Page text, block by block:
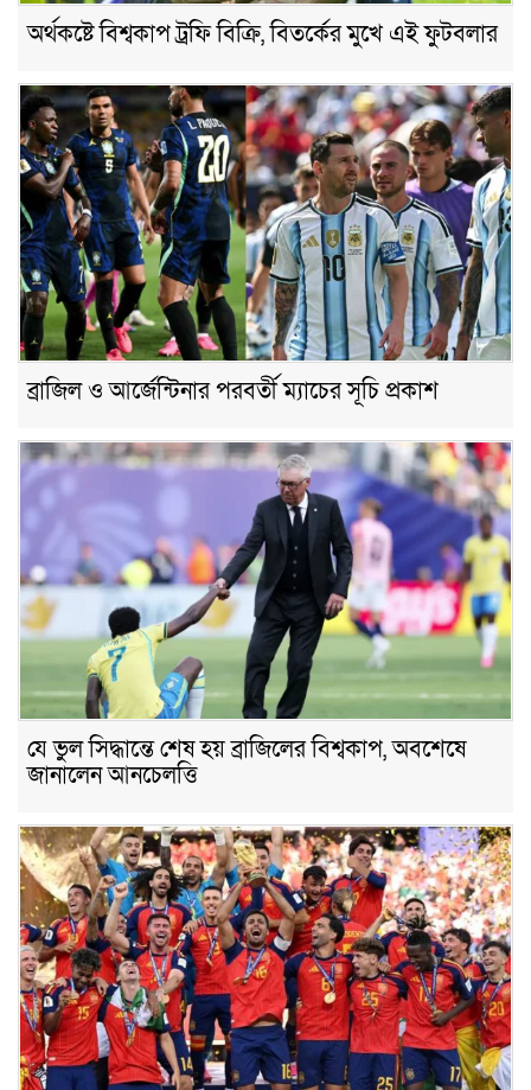
অর্থকষ্টে বিশ্বকাপ ট্রফি বিক্রি, বিতর্কের মুখে এই ফুটবলার
ব্রাজিল ও আর্জেন্টিনার পরবর্তী ম্যাচের সূচি প্রকাশ
যে ভুল সিদ্ধান্তে শেষ হয় ব্রাজিলের বিশ্বকাপ, অবশেষে
জানালেন আনচেলত্তি